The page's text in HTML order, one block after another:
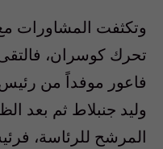
وتكثفت المشاورات
تحرك كوسران، فالتقى
فاعور موفداً من رئيس
وليد جنبلاط ثم بعد
المرشح للرئاسة،